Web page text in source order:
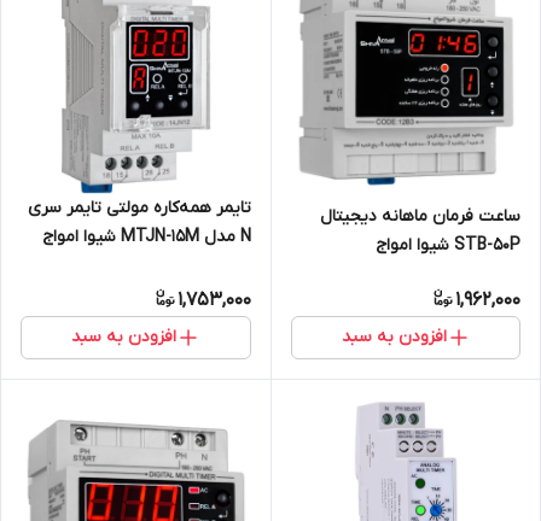
ساعت فرمان ماهانه دیجیتال
STB-50P شیوا امواج
1,962,000
افزودن به سبد
تایمر همه‌کاره مولتی تایمر سری
N مدل MTJN-15M شیوا امواج
1,753,000
افزودن به سبد